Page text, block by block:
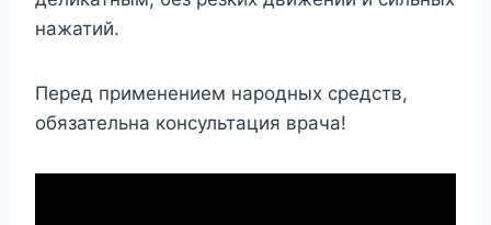
нажатий.
Перед применением народных средств,
обязательна консультация врача!